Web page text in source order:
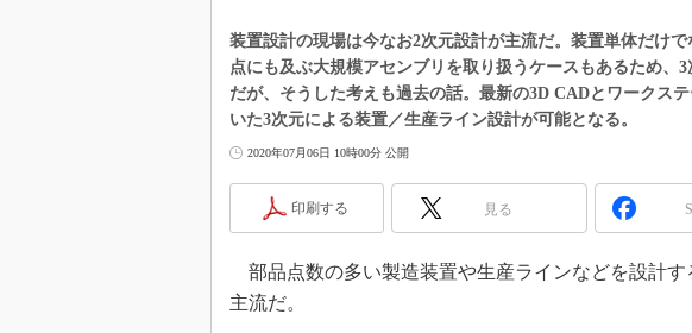
人テク展
産業オ
装置設計の現場は今なお2次元設計が主流だ。装置単体だけ
点にも及ぶ大規模アセンブリを取り扱うケースもあるため、
だが、そうした考えも過去の話。最新の3D CADとワークス
いた3次元による装置／生産ライン設計が可能となる。
2020年07月06日 10時00分 公開
印刷する 見る
部品点数の多い製造装置や生産ラインなどを設計
主流だ。